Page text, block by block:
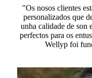
"Os nosos clientes
personalizados que
unha calidade de son
perfectos para os
Wellyp foi